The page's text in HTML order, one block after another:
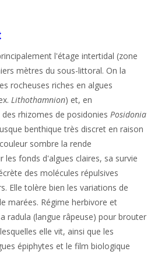
l'étage intertidal (zone
mètres du sous-littoral. On la
rocheuses riches en algues
Lithothamnion) et, en
rhizomes de posidonies Posidonia
benthique très discret en raison
sombre la rende
les fonds d'algues claires, sa survie
des molécules répulsives
Elle tolère bien les variations de
marées. Régime herbivore et
radula (langue râpeuse) pour brouter
elle vit, ainsi que les
épiphytes et le film biologique